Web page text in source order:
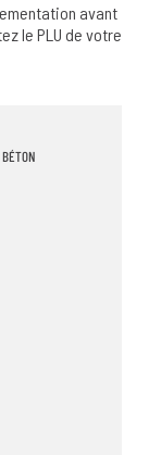
avant
le PLU de votre